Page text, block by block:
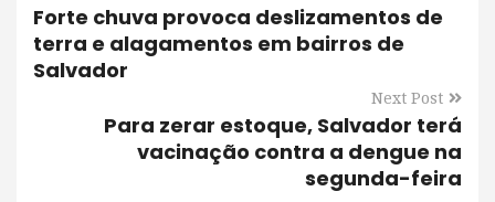
Forte chuva provoca deslizamentos de
terra e alagamentos em bairros de
Salvador
Next Post
Para zerar estoque, Salvador terá
vacinação contra a dengue na
segunda-feira